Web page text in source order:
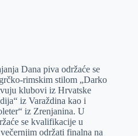
Dana piva održaće se
rimskim stilom „Darko
klubovi iz Hrvatske
iz Varaždina kao i
iz Zrenjanina. U
se kvalifikacije u
održati finalna na